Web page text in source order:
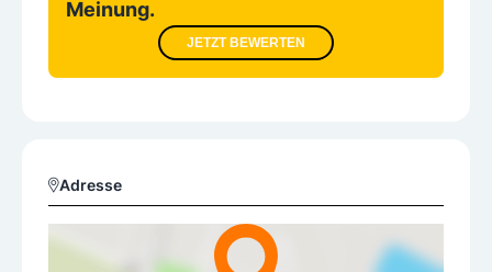
Meinung.
JETZT BEWERTEN
Adresse